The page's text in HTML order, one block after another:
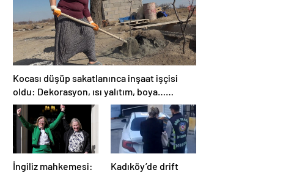
Kocası düşüp sakatlanınca inşaat işçisi
oldu: Dekorasyon, ısı yalıtım, boya…
Yapamadığı iş yok
İngiliz mahkemesi:
Kadıköy’de drift